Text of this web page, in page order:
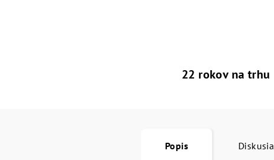
22 rokov na trhu
Popis Diskusia